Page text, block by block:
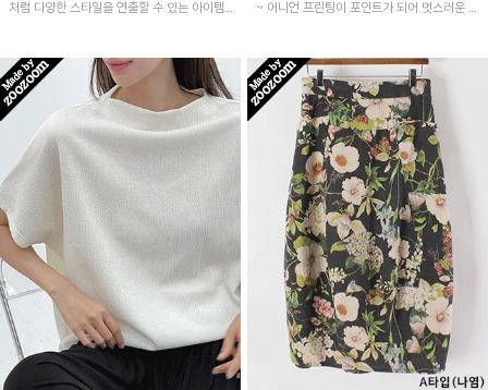
처럼 다양한 스타일을 연출할 수 있는 아이템!
~ 어니언 프린팅이 포인트가 되어 멋스러운 아